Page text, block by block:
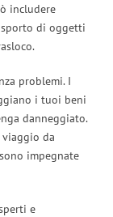
includere
di oggetti
problemi. I
i tuoi beni
danneggiato.
da
impegnate
e